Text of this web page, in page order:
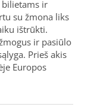
bilietams ir
su žmona liks
ištrūkti.
ir pasiūlo
Prieš akis
Europos